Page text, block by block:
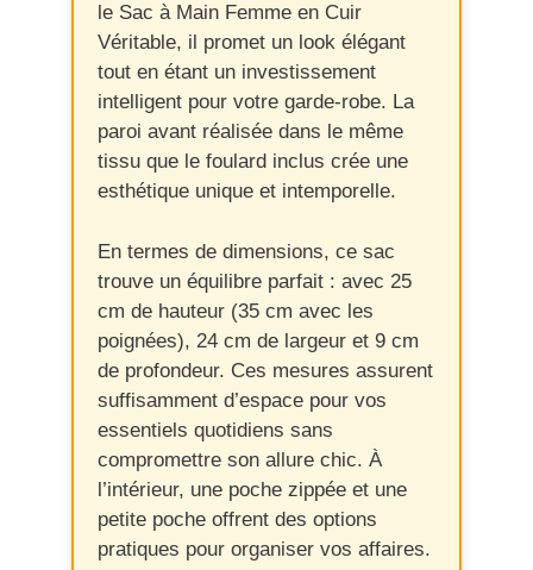
le Sac à Main Femme en Cuir
Véritable, il promet un look élégant
tout en étant un investissement
intelligent pour votre garde-robe. La
paroi avant réalisée dans le même
tissu que le foulard inclus crée une
esthétique unique et intemporelle.
En termes de dimensions, ce sac
trouve un équilibre parfait : avec 25
cm de hauteur (35 cm avec les
poignées), 24 cm de largeur et 9 cm
de profondeur. Ces mesures assurent
suffisamment d’espace pour vos
essentiels quotidiens sans
compromettre son allure chic. À
l’intérieur, une poche zippée et une
petite poche offrent des options
pratiques pour organiser vos affaires.